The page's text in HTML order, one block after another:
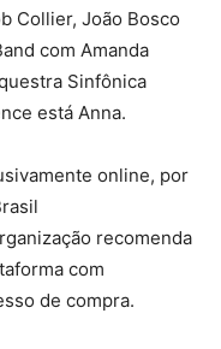
Collier, João Bosco
com Amanda
Sinfônica
está Anna.
online, por
recomenda
com
de compra.